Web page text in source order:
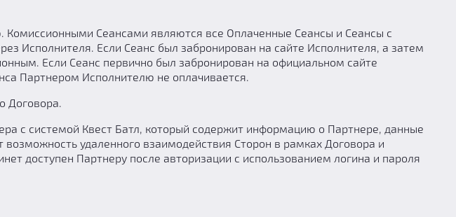
Сеансами являются все Оплаченные Сеансы и Сеансы с
Исполнителя. Если Сеанс был забронирован на сайте Исполнителя, а затем
Если Сеанс первично был забронирован на официальном сайте
Партнером Исполнителю не оплачивается.
Договора.
с системой Квест Батл, который содержит информацию о Партнере, данные
удаленного взаимодействия Сторон в рамках Договора и
доступен Партнеру после авторизации с использованием логина и пароля